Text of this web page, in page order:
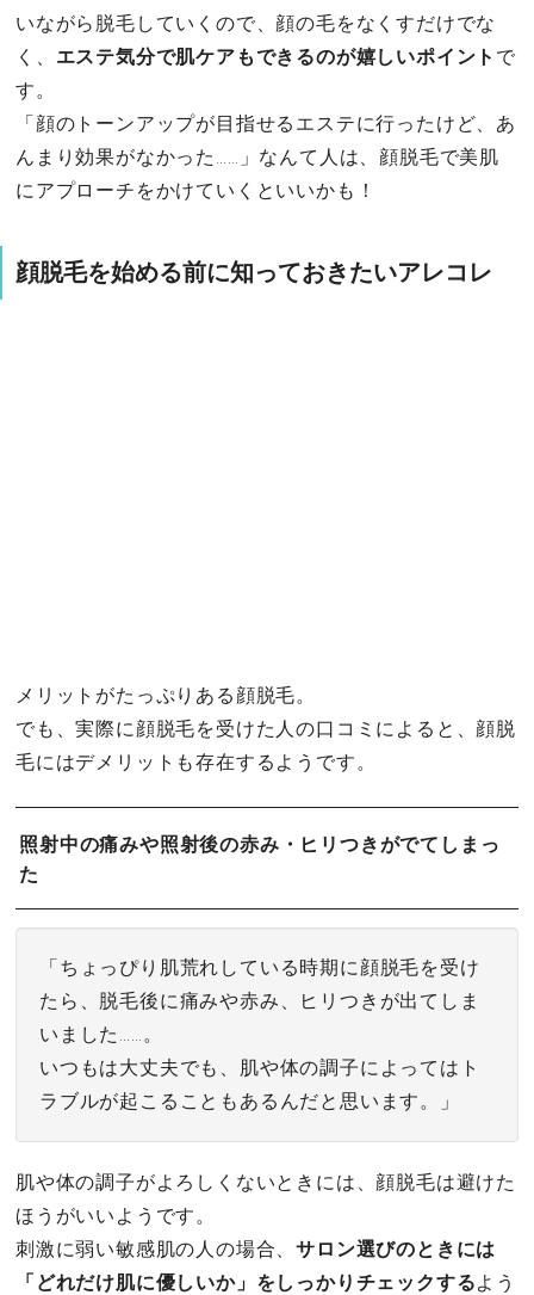
いながら脱毛していくので、顔の毛をなくすだけでな
く、 エステ気分で肌ケアもできるのが嬉しいポイント で
す。
「顔のトーンアップが目指せるエステに行ったけど、あ
んまり効果がなかった……」なんて人は、顔脱毛で美肌
にアプローチをかけていくといいかも！
顔脱毛を始める前に知っておきたいアレコレ
メリットがたっぷりある顔脱毛。
でも、実際に顔脱毛を受けた人の口コミによると、顔脱
毛にはデメリットも存在するようです。
照射中の痛みや照射後の赤み・ヒリつきがでてしまっ
た
「ちょっぴり肌荒れしている時期に顔脱毛を受け
たら、脱毛後に痛みや赤み、ヒリつきが出てしま
いました……。
いつもは大丈夫でも、肌や体の調子によってはト
ラブルが起こることもあるんだと思います。」
肌や体の調子がよろしくないときには、顔脱毛は避けた
ほうがいいようです。
刺激に弱い敏感肌の人の場合、サロン選びのときには
「どれだけ肌に優しいか」をしっかりチェックするよう